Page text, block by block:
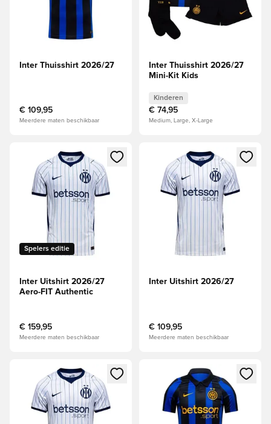
Inter Thuisshirt 2026/27
€ 109,95
Meerdere maten beschikbaar
Inter Thuisshirt 2026/27
Mini-Kit Kids
Kinderen
€ 74,95
Medium, Large, X-Large
Opent een venster om in te loggen of je aan te melden als
Spelers editie
Inter Uitshirt 2026/27
Aero-FIT Authentic
€ 159,95
Meerdere maten beschikbaar
Opent een venster om in te
Inter Uitshirt 2026/27
€ 109,95
Meerdere maten beschikbaar
Opent een venster om in te loggen of je aan te melden als
Opent een venster om in te